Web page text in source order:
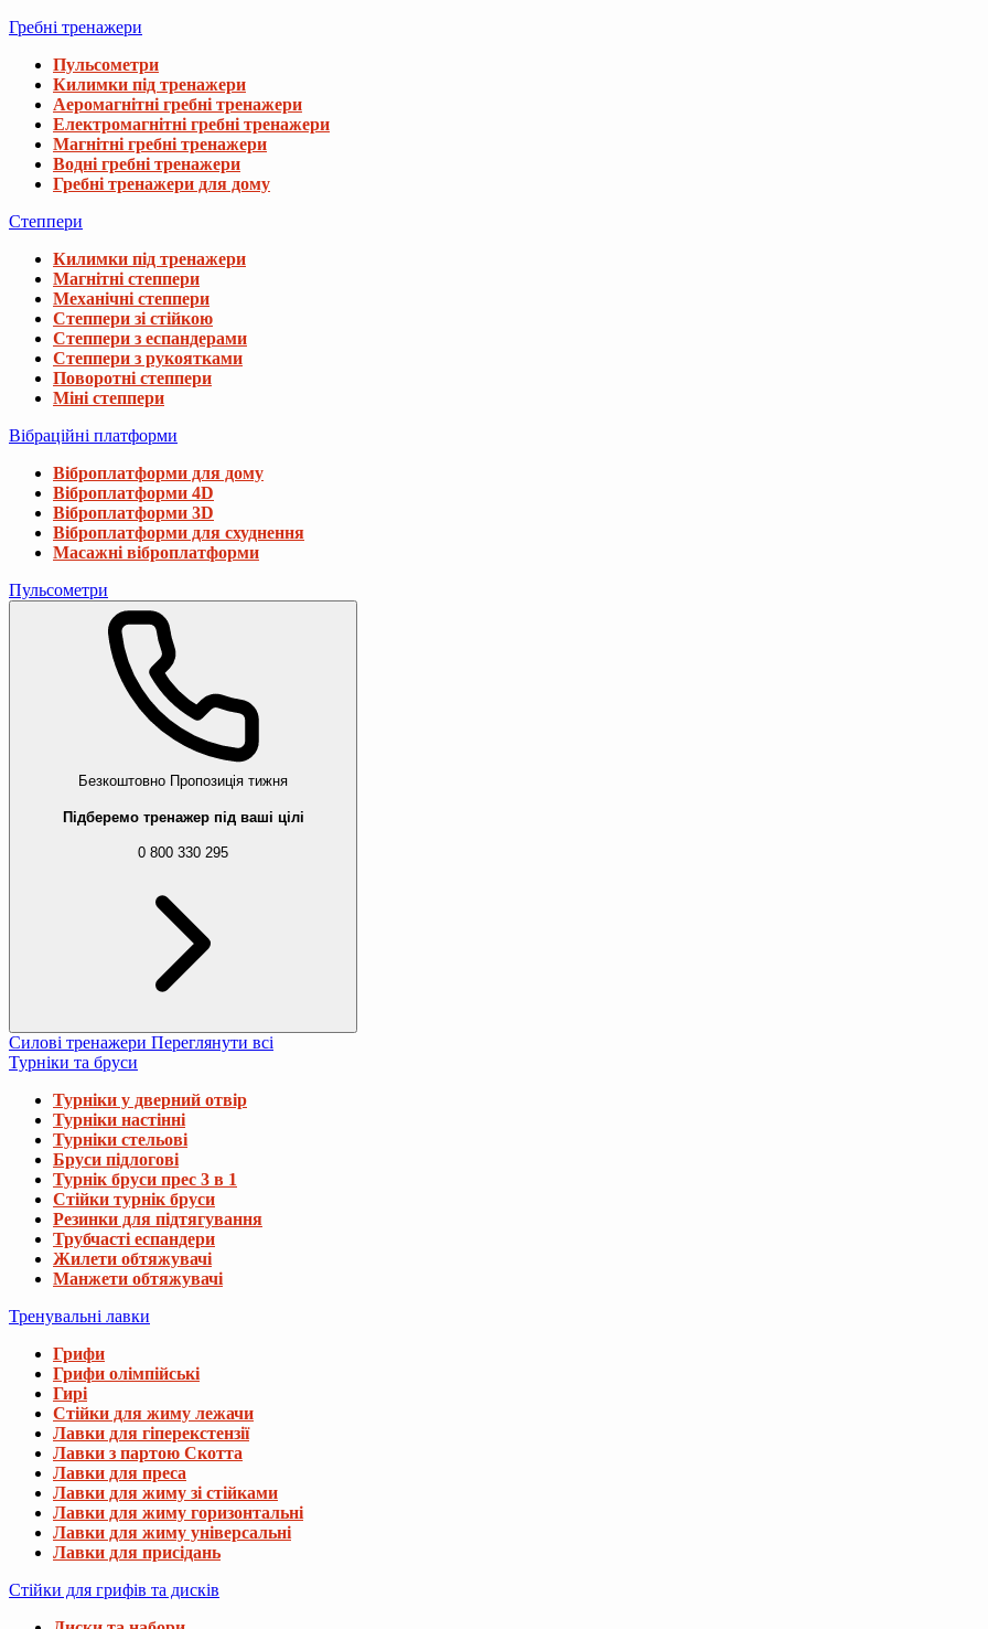
Гребні тренажери
Пульсометри
Килимки під тренажери
Аеромагнітні гребні тренажери
Електромагнітні гребні тренажери
Магнітні гребні тренажери
Водні гребні тренажери
Гребні тренажери для дому
Степпери
Килимки під тренажери
Магнітні степпери
Механічні степпери
Степпери зі стійкою
Степпери з еспандерами
Степпери з рукоятками
Поворотні степпери
Міні степпери
Вібраційні платформи
Віброплатформи для дому
Віброплатформи 4D
Віброплатформи 3D
Віброплатформи для схуднення
Масажні віброплатформи
Пульсометри
Безкоштовно Пропозиція тижня
Підберемо тренажер під ваші цілі
0 800 330 295
Силові тренажери Переглянути всі
Турніки та бруси
Турніки у дверний отвір
Турніки настінні
Турніки стельові
Бруси підлогові
Турнік бруси прес 3 в 1
Стійки турнік бруси
Резинки для підтягування
Трубчасті еспандери
Жилети обтяжувачі
Манжети обтяжувачі
Тренувальні лавки
Грифи
Грифи олімпійські
Гирі
Стійки для жиму лежачи
Лавки для гіперекстензії
Лавки з партою Скотта
Лавки для преса
Лавки для жиму зі стійками
Лавки для жиму горизонтальні
Лавки для жиму універсальні
Лавки для присідань
Стійки для грифів та дисків
Вибачте, даний товар відсутній на складі
Ми підібрали для вас схожі товари
Гантелі для фітнесу неопренові TREX Sport TX-030VD 2x3кг
1 398 ₴
1 488 ₴
Гантелі для фітнесу композитні TREX Sport TX-008CD 2x10кг
2 998 ₴